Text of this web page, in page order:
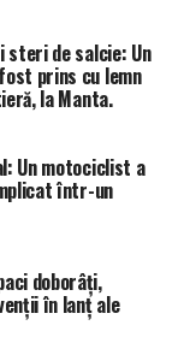
steri de salcie: Un
prins cu lemn
la Manta.
Un motociclist a
într-un
doborâți,
în lanț ale